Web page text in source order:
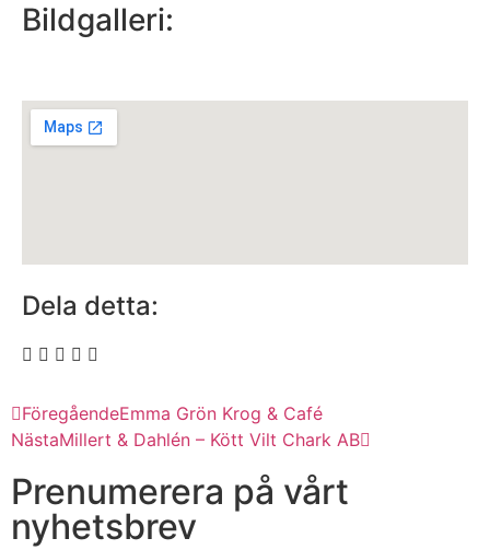
Bildgalleri:
Dela detta:
FöregåendeEmma Grön Krog & Café
NästaMillert & Dahlén – Kött Vilt Chark AB
Prenumerera på vårt
nyhetsbrev